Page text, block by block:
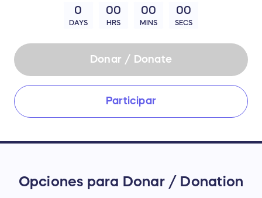
0
DAYS
00
HRS
00
MINS
00
SECS
Donar / Donate
Participar
Opciones para Donar / Donation